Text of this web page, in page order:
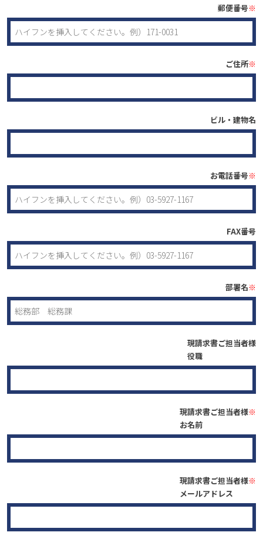
郵便番号※
ご住所※
ビル・建物名
お電話番号※
FAX番号
部署名※
現請求書ご担当者様
役職
現請求書ご担当者様
お名前
※
現請求書ご担当者様
メールアドレス
※